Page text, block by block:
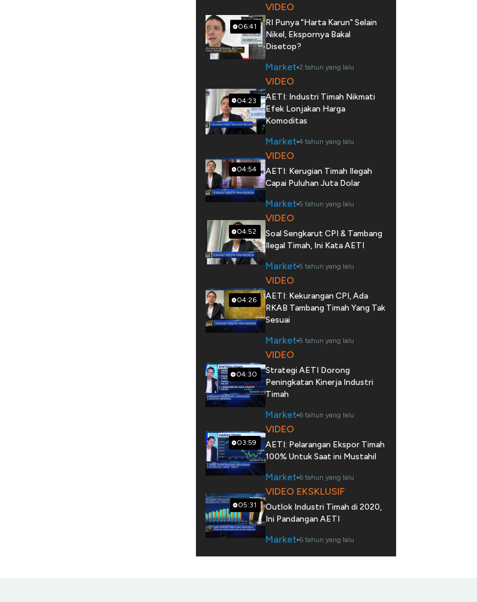
06:41
VIDEO
RI Punya "Harta Karun" Selain
Nikel, Ekspornya Bakal
Disetop?
Market 2 tahun yang lalu
04:23
VIDEO
AETI: Industri Timah Nikmati
Efek Lonjakan Harga
Komoditas
Market 4 tahun yang lalu
04:54
VIDEO
AETI: Kerugian Timah Ilegah
Capai Puluhan Juta Dolar
Market 5 tahun yang lalu
04:52
VIDEO
Soal Sengkarut CPI & Tambang
Ilegal Timah, Ini Kata AETI
Market 5 tahun yang lalu
04:26
VIDEO
AETI: Kekurangan CPI, Ada
RKAB Tambang Timah Yang Tak
Sesuai
Market 5 tahun yang lalu
04:30
VIDEO
Strategi AETI Dorong
Peningkatan Kinerja Industri
Timah
Market 6 tahun yang lalu
03:59
VIDEO
AETI: Pelarangan Ekspor Timah
100% Untuk Saat ini Mustahil
Market 6 tahun yang lalu
05:31
VIDEO EKSKLUSIF
Outlok Industri Timah di 2020,
Ini Pandangan AETI
Market 6 tahun yang lalu